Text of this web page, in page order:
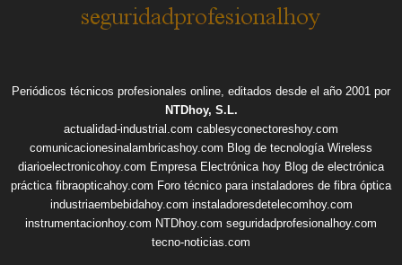
Periódicos técnicos profesionales online, editados desde el año 2001 por
NTDhoy, S.L.
actualidad-industrial.com cablesyconectoreshoy.com
comunicacionesinalambricashoy.com Blog de tecnología Wireless
diarioelectronicohoy.com Empresa Electrónica hoy Blog de electrónica
práctica fibraopticahoy.com Foro técnico para instaladores de fibra óptica
industriaembebidahoy.com instaladoresdetelecomhoy.com
instrumentacionhoy.com NTDhoy.com seguridadprofesionalhoy.com
tecno-noticias.com